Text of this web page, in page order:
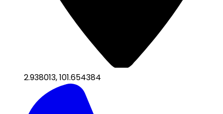
2.938013,101.654384